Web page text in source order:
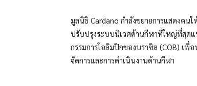
มูลนิธิ Cardano กำลังขยายการแสดงตน
ปรับปรุงระบบนิเวศด้านกีฬาที่ใหญ่ที่สุด
กรรมการโอลิมปิกของบราซิล (COB) เ
จัดการและการดำเนินงานด้านกีฬา